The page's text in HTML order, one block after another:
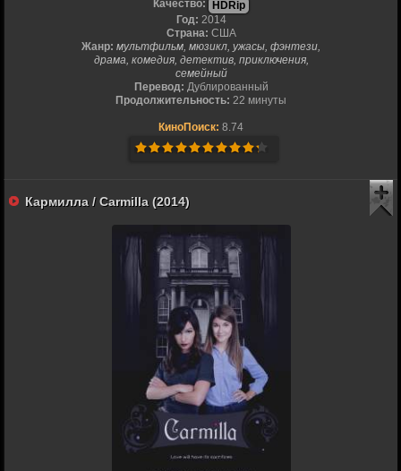
Качество:
HDRip
Год: 2014
Страна: США
Жанр: мультфильм, мюзикл, ужасы, фэнтези,
драма, комедия, детектив, приключения,
семейный
Перевод: Дублированный
Продолжительность: 22 минуты
КиноПоиск: 8.74
Кармилла / Carmilla (2014)